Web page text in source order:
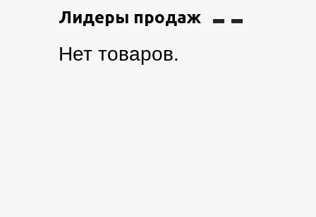
Лидеры продаж
Нет товаров.